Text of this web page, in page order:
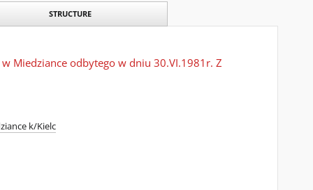
STRUCTURE
Miedziance odbytego w dniu 30.VI.1981r. Z
k/Kielc